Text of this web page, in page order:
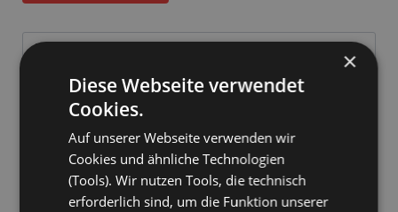
Features
Auszeichnungen
×
Diese Webseite verwendet
Cookies.
Auf unserer Webseite verwenden wir
Cookies und ähnliche Technologien
(Tools). Wir nutzen Tools, die technisch
erforderlich sind, um die Funktion unserer